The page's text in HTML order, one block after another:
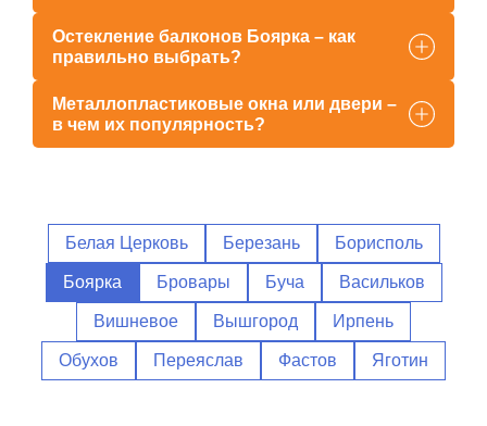
Остекление балконов Боярка – как
правильно выбрать?
Металлопластиковые окна или двери –
в чем их популярность?
Белая Церковь Березань Борисполь
Боярка Бровары Буча Васильков
Вишневое Вышгород Ирпень
Обухов Переяслав Фастов Яготин